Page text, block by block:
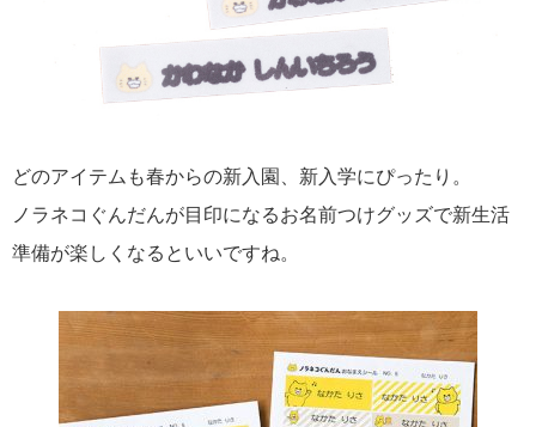
どのアイテムも春からの新入園、新入学にぴったり。
ノラネコぐんだんが目印になるお名前つけグッズで新生活
準備が楽しくなるといいですね。